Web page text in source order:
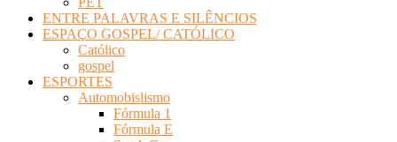
ENTRE PALAVRAS E SILÊNCIOS
ESPAÇO GOSPEL/ CATÓLICO
Católico
gospel
ESPORTES
Automobislismo
Fórmula 1
Fórmula E